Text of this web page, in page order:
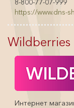
8-800-77-07-999
https://www.dns-
Wildberries
Интернет